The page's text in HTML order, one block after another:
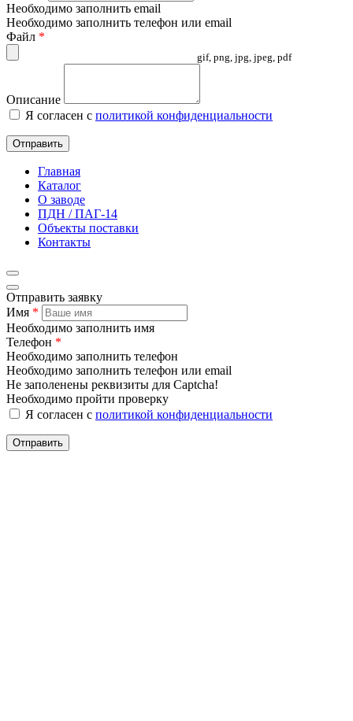
Необходимо заполнить email
Необходимо заполнить телефон или email
Файл *
gif, png, jpg, jpeg, pdf
Описание
Я согласен с политикой конфиденциальности
Отправить
Главная
Каталог
О заводе
ПДН / ПАГ-14
Объекты поставки
Контакты
Отправить заявку
Имя *
Необходимо заполнить имя
Телефон *
Необходимо заполнить телефон
Необходимо заполнить телефон или email
Не заполенены реквизиты для Captcha!
Необходимо пройти проверку
Я согласен с политикой конфиденциальности
Отправить